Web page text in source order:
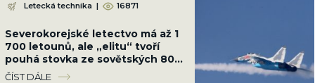
Letecká technika | 16871
Severokorejské letectvo má až 1
700 letounů, ale „elitu“ tvoří
pouhá stovka ze sovětských 80.
let. Podceňovat ho nelze
ČÍST DÁLE